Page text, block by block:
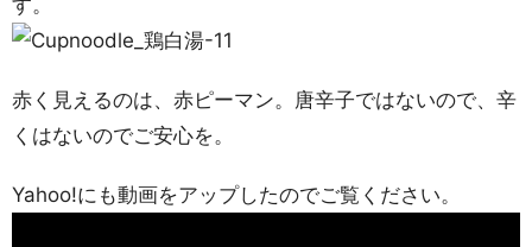
す。
赤く見えるのは、赤ピーマン。唐辛子ではないので、辛
くはないのでご安心を。
Yahoo!にも動画をアップしたのでご覧ください。